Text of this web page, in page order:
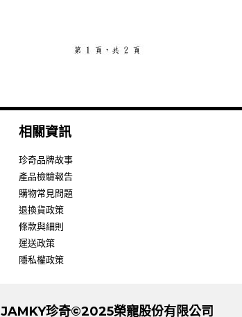
相關資訊
珍奇品牌故事
產品檢驗報告
購物常見問題
退換貨政策
條款與細則
運送政策
隱私權政策
JAMKY珍奇©2025榮寵股份有限公司